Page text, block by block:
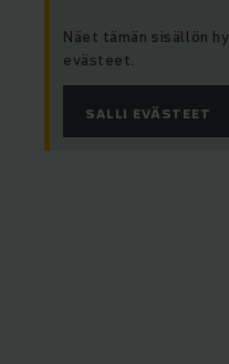
Näet tämän sisällön
evästeet.
SALLI EVÄSTEET